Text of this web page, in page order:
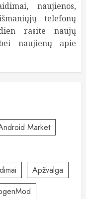
naujienos,
telefonų
rasite naujų
naujienų apie
Market
Apžvalga